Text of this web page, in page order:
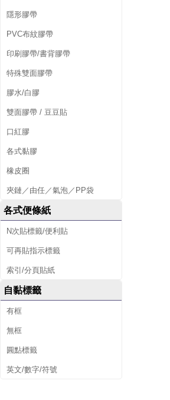
隱形膠帶
PVC布紋膠帶
印刷膠帶/書背膠帶
特殊雙面膠帶
膠水/白膠
雙面膠帶 / 豆豆貼
口紅膠
各式黏膠
橡皮圈
夾鏈／由任／氣泡／PP袋
各式便條紙
N次貼標籤/便利貼
可再貼指示標籤
索引/分頁貼紙
自黏標籤
有框
無框
圓點標籤
英文/數字/符號